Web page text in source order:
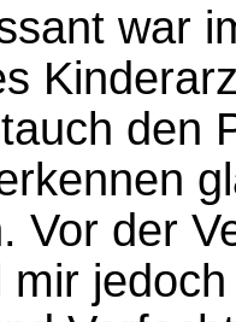
war
den
Vor der
mir